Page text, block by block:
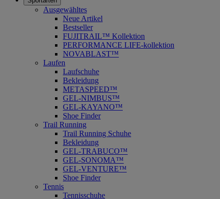
Ausgewähltes
Neue Artikel
Bestseller
FUJITRAIL™ Kollektion
PERFORMANCE LIFE-kollektion
NOVABLAST™
Laufen
Laufschuhe
Bekleidung
METASPEED™
GEL-NIMBUS™
GEL-KAYANO™
Shoe Finder
Trail Running
Trail Running Schuhe
Bekleidung
GEL-TRABUCO™
GEL-SONOMA™
GEL-VENTURE™
Shoe Finder
Tennis
Tennisschuhe